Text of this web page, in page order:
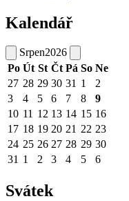
Kalendář
Srpen2026
Po Út St Čt Pá So Ne
27 28 29 30 31 1
2
3
4 5 6 7 8
9
10 11 12 13 14 15 16
17 18 19 20 21 22 23
24 25 26 27 28 29 30
31 1 2 3 4 5 6
Svátek